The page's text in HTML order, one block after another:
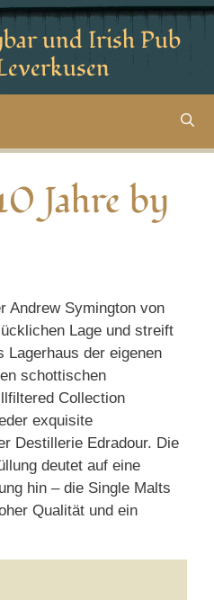
und Irish Pub
Jahre by
Andrew Symington von
Lage und streift
Lagerhaus der eigenen
schottischen
Collection
exquisite
Destillerie Edradour. Die
deutet auf eine
hin – die Single Malts
Qualität und ein